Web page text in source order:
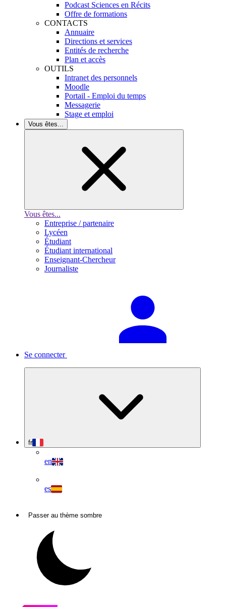
Podcast Sciences en Récits
Offre de formations
CONTACTS
Annuaire
Directions et services
Entités de recherche
Plan et accès
OUTILS
Intranet des personnels
Moodle
Portail - Emploi du temps
Messagerie
Stage et emploi
Vous êtes...
Vous êtes...
Entreprise / partenaire
Lycéen
Étudiant
Étudiant international
Enseignant-Chercheur
Journaliste
Se connecter
fr
en
es
Passer au thème sombre